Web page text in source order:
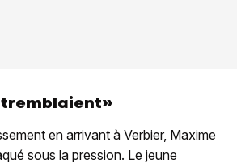
tremblaient»
en arrivant à Verbier, Maxime
sous la pression. Le jeune